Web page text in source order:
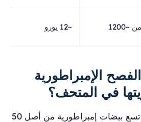
من ~1200 ~12 يورو
الإمبراطورية
في المتحف؟
يعرض متحف فابرجيه تسع بيضات إمبراطورية من أصل 50